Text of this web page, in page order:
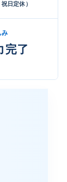
日定休）
み
完了